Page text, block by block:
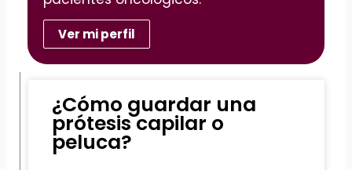
Ver mi perfil
¿Cómo guardar una
prótesis capilar o
peluca?